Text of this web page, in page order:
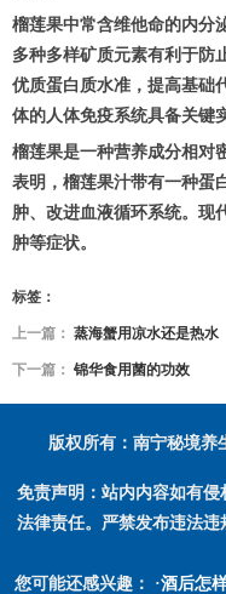
榴莲果中常含维他命的内分
多种多样矿质元素有利于防
优质蛋白质水准，提高基础
体的人体免疫系统具备关键
榴莲果是一种营养成分相对
表明，榴莲果汁带有一种蛋
肿、改进血液循环系统。现
肿等症状。
标签：
上一篇： 蒸海蟹用凉水还是热水
下一篇： 锦华食用菌的功效
版权所有：南宁秘境养
免责声明：站内内容如有
法律责任。严禁发布违法
您可能还感兴趣： ·酒后怎